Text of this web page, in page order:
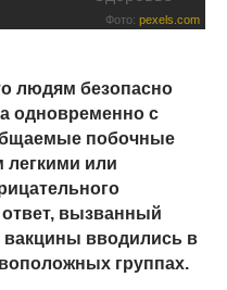
Фото: pexels.com
людям безопасно
одновременно с
побочные
или
вызванный
вакцины вводились в
группах.